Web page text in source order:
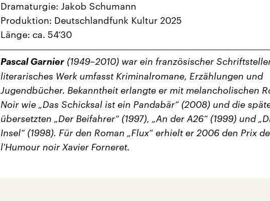
Dramaturgie: Jakob Schumann
Produktion: Deutschlandfunk Kultur 2025
Länge: ca. 54‘30
Pascal Garnier (1949–2010) war ein französischer
literarisches Werk umfasst Kriminalromane, Erzählungen und
Jugendbücher. Bekanntheit erlangte er mit melancholischen
Noir wie „Das Schicksal ist ein Pandabär“ (2008) und die
übersetzten „Der Beifahrer“ (1997), „An der A26“ (1999) und
Insel“ (1998). Für den Roman „Flux“ erhielt er 2006 den Prix de
l'Humour noir Xavier Forneret.